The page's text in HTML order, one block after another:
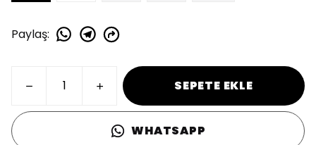
Paylaş:
SEPETE EKLE
WHATSAPP